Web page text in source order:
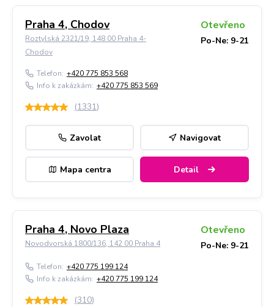
Praha 4, Chodov
Roztylská 2321/19, 148 00 Praha 4-
Chodov
Otevřeno
Po-Ne: 9-21
Telefon: +420 775 853 568
Info k zakázkám: +420 775 853 569
(1331)
Zavolat Navigovat
Mapa centra Detail
Praha 4, Novo Plaza
Novodvorská 1800/136, 142 00 Praha 4
Otevřeno
Po-Ne: 9-21
Telefon: +420 775 199 124
Info k zakázkám: +420 775 199 124
(310)